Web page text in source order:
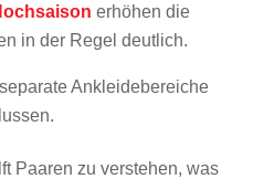
erhöhen die
in der Regel deutlich.
Ankleidebereiche
Paaren zu verstehen, was